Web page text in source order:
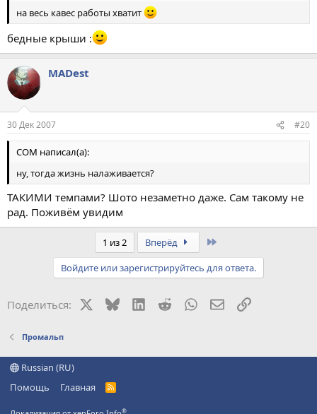
на весь кавес работы хватит
бедные крыши :
MADest
30 Дек 2007 #20
COM написал(а):
ну, тогда жизнь налаживается?
ТАКИМИ темпами? Шото незаметно даже. Сам такому не
рад. Поживём увидим
1 из 2 Вперёд
Войдите или зарегистрируйтесь для ответа.
Поделиться: BlueskyLinkedIn
RedditWhatsAppЭлектронная
Ссылка
Промальп
Russian (RU)
Помощь
Главная
R
®